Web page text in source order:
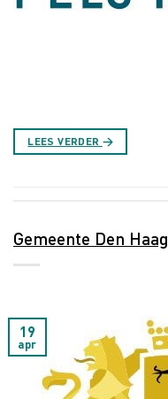
LEES VERDER →
Gemeente Den Haag
19
apr